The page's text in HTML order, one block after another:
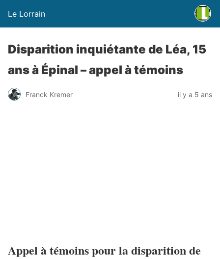
Le Lorrain
Disparition inquiétante de Léa, 15
ans à Épinal – appel à témoins
Franck Kremer il y a 5 ans
Appel à témoins pour la disparition de